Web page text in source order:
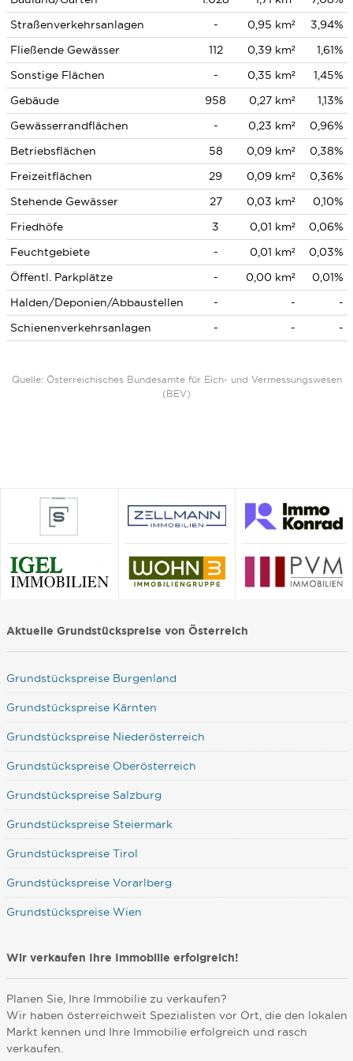
Straßenverkehrsanlagen
- 0,95 km²
3,94%
Fließende Gewässer
112 0,39 km²
1,61%
Sonstige Flächen
- 0,35 km²
1,45%
Gebäude
958 0,27 km²
1,13%
Gewässerrandflächen
- 0,23 km²
0,96%
Betriebsflächen
58 0,09 km²
0,38%
Freizeitflächen
29 0,09 km²
0,36%
Stehende Gewässer
27 0,03 km²
0,10%
Friedhöfe
3 0,01 km²
0,06%
Feuchtgebiete
- 0,01 km²
0,03%
Öffentl. Parkplätze
- 0,00 km²
0,01%
Halden/Deponien/Abbaustellen
- -
-
Schienenverkehrsanlagen
- - -
Quelle: Österreichisches Bundesamte für Eich- und Vermessungswesen
(BEV)
Aktuelle Grundstückspreise von Österreich
Grundstückspreise Burgenland
Grundstückspreise Kärnten
Grundstückspreise Niederösterreich
Grundstückspreise Oberösterreich
Grundstückspreise Salzburg
Grundstückspreise Steiermark
Grundstückspreise Tirol
Grundstückspreise Vorarlberg
Grundstückspreise Wien
Wir verkaufen Ihre Immobilie erfolgreich!
Planen Sie, Ihre Immobilie zu verkaufen?
Wir haben österreichweit Spezialisten vor Ort, die den lokalen
Markt kennen und Ihre Immobilie erfolgreich und rasch
verkaufen.